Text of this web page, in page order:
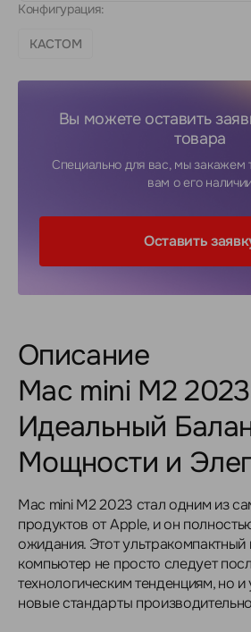
Конфигурация:
КАСТОМ
Вы можете оставить
товара
Специально для вас, мы закажем
вам о его
Оставить
Описание
Mac mini M2
Идеальный
Мощности и
Mac mini M2 2023 стал одним из
продуктов от Apple, и он
ожидания. Этот ультракомпактный
компьютер не просто следует
технологическим тенденциям, но и
новые стандарты